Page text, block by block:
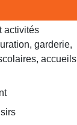
activités
garderie,
accueils